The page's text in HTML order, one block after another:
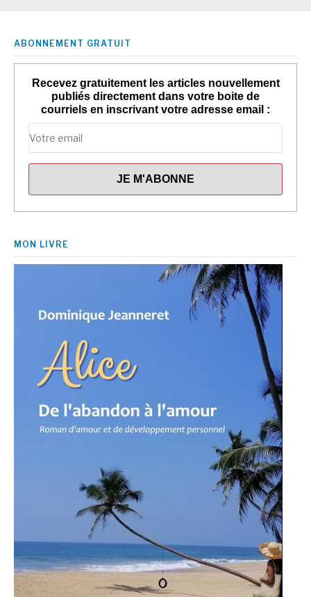
ABONNEMENT GRATUIT
Recevez gratuitement les articles nouvellement
publiés directement dans votre boite de
courriels en inscrivant votre adresse email :
MON LIVRE